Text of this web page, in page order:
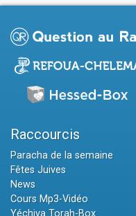
Raccourcis
Paracha de la semaine
Fêtes Juives
News
Cours Mp3-Vidéo
Yéchiva Torah-Box